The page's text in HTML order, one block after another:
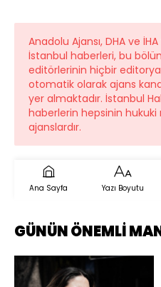
Anadolu Ajansı, DHA ve
İstanbul haberleri, bu
editörlerinin hiçbir
otomatik olarak ajans
yer almaktadır. İstanbul
haberlerin hepsinin
ajanslardır.
Ana Sayfa Yazı Boyutu
GÜNÜN ÖNEMLİ